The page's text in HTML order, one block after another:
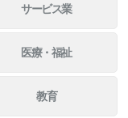
サービス業
医療・福祉
教育